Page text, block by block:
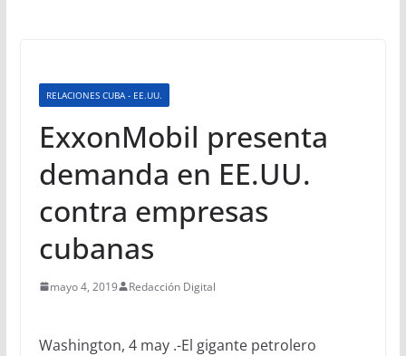
RELACIONES CUBA - EE.UU.
ExxonMobil presenta
demanda en EE.UU.
contra empresas
cubanas
mayo 4, 2019 Redacción Digital
Washington, 4 may .-El gigante petrolero